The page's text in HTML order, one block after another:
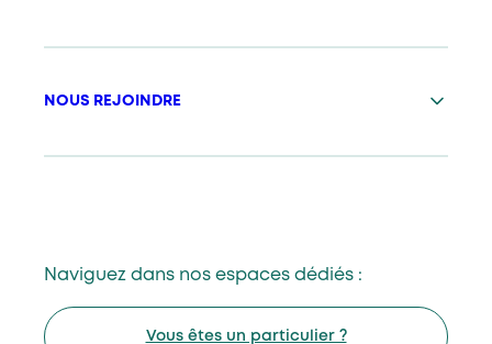
NOUS REJOINDRE
Naviguez dans nos espaces dédiés :
Vous êtes un particulier ?